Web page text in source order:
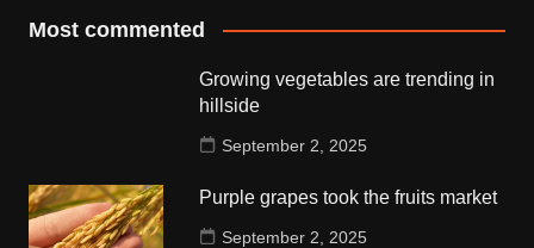
Most commented
Growing vegetables are trending in
hillside
September 2, 2025
Purple grapes took the fruits market
September 2, 2025